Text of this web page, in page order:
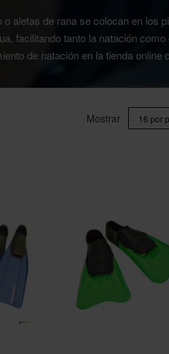
o aletas de rana se colocan en los
facilitando tanto la natación
de natación en la tienda online
Mostrar